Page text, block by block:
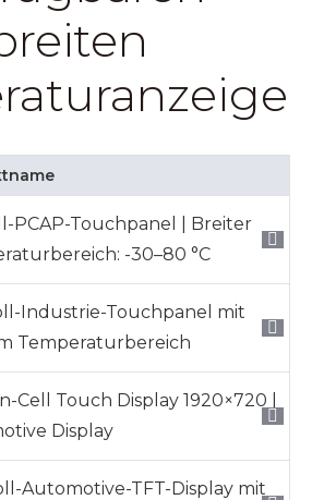
PCAP-Touchpanel | Breiter
-30–80 °C
Industrie-Touchpanel mit
Temperaturbereich
Cell Touch Display 1920×720 |
Display
Automotive-TFT-Display mit